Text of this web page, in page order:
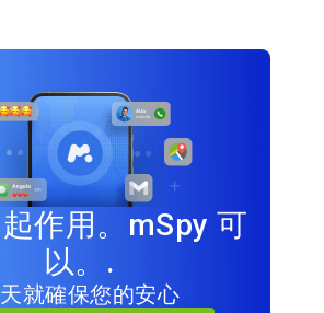
作用。mSpy 可
以。.
就確保您的安心